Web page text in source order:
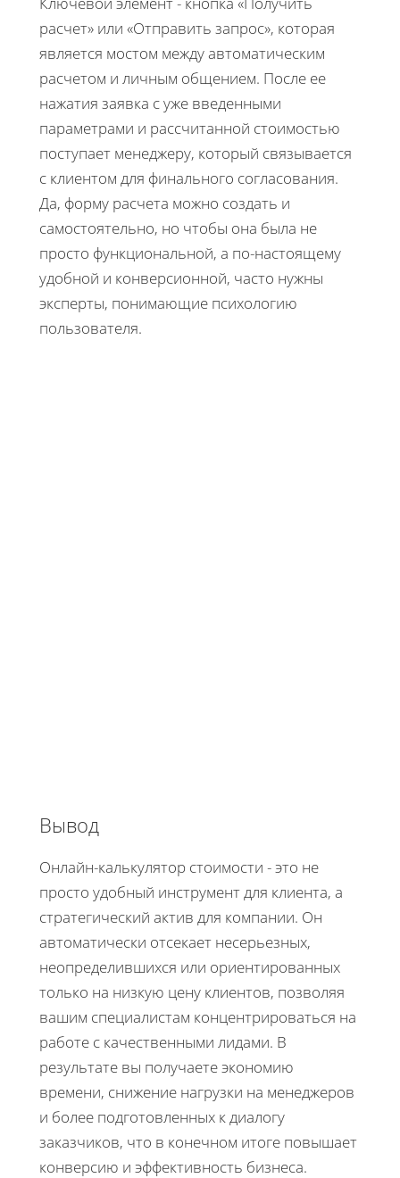
расчет» или «Отправить запрос», которая
является мостом между автоматическим
расчетом и личным общением. После ее
нажатия заявка с уже введенными
параметрами и рассчитанной стоимостью
поступает менеджеру, который связывается
с клиентом для финального согласования.
Да, форму расчета можно создать и
самостоятельно, но чтобы она была не
просто функциональной, а по-настоящему
удобной и конверсионной, часто нужны
эксперты, понимающие психологию
пользователя.
Вывод
Онлайн-калькулятор стоимости - это не
просто удобный инструмент для клиента, а
стратегический актив для компании. Он
автоматически отсекает несерьезных,
неопределившихся или ориентированных
только на низкую цену клиентов, позволяя
вашим специалистам концентрироваться на
работе с качественными лидами. В
результате вы получаете экономию
времени, снижение нагрузки на менеджеров
и более подготовленных к диалогу
заказчиков, что в конечном итоге повышает
конверсию и эффективность бизнеса.